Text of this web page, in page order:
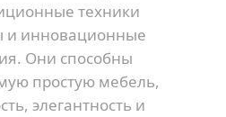
техники
и инновационные
Они способны
простую мебель,
элегантность и